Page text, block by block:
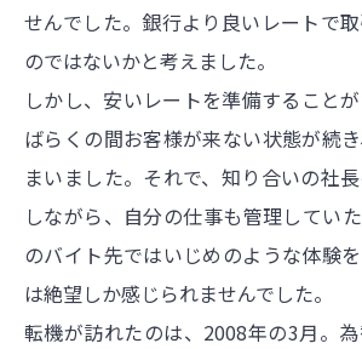
せんでした。銀行より良いレートで
のではないかと考えました。
しかし、安いレートを準備すること
ばらくの間お客様が来ない状態が続
まいました。それで、知り合いの社
しながら、自分の仕事も管理してい
のバイト先ではいじめのような体験
は絶望しか感じられませんでした。
転機が訪れたのは、2008年の3月。